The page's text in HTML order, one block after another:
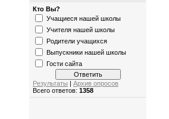
Кто Вы?
Учащиеся нашей школы
Учителя нашей школы
Родители учащихся
Выпускники нашей школы
Гости сайта
Результаты
Архив опросов
Всего ответов: 1358